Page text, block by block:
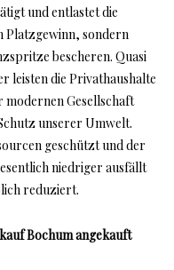
und entlastet die
Platzgewinn, sondern
bescheren. Quasi
leisten die Privathaushalte
modernen Gesellschaft
unserer Umwelt.
geschützt und der
niedriger ausfällt
reduziert.
Bochum angekauft